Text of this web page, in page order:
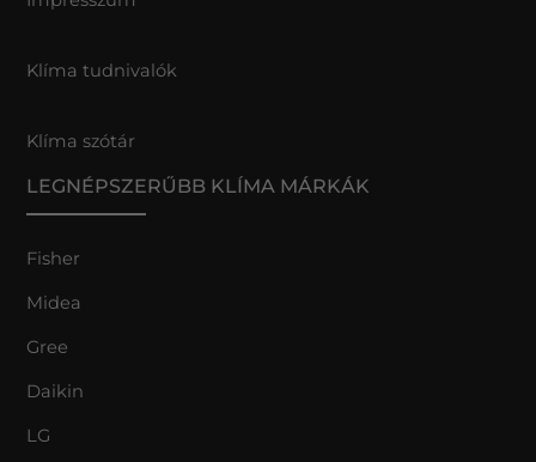
Klíma tudnivalók
Klíma szótár
LEGNÉPSZERŰBB KLÍMA MÁRKÁK
Fisher
Midea
Gree
Daikin
LG